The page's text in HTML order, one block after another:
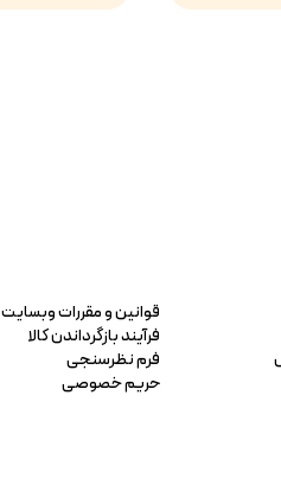
قوانین و مقررات وبسایت
فرآیند بازگرداندن کالا
فرم نظرسنجی
حریم خصوصی